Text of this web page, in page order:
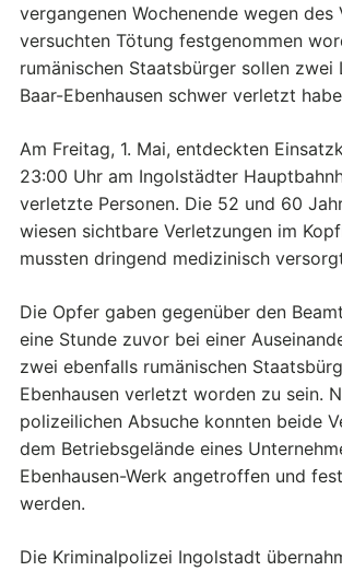
vergangenen Wochenende wegen des
versuchten Tötung festgenommen
rumänischen Staatsbürger sollen zwei
Baar-Ebenhausen schwer verletzt
Am Freitag, 1. Mai, entdeckten
23:00 Uhr am Ingolstädter
verletzte Personen. Die 52 und 60
wiesen sichtbare Verletzungen im
mussten dringend medizinisch
Die Opfer gaben gegenüber den
eine Stunde zuvor bei einer
zwei ebenfalls rumänischen
Ebenhausen verletzt worden zu sein.
polizeilichen Absuche konnten beide
dem Betriebsgelände eines
Ebenhausen-Werk angetroffen und
werden.
Die Kriminalpolizei Ingolstadt